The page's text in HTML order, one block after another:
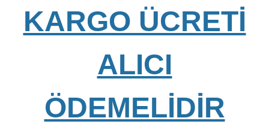
KARGO ÜCRETİ
ALICI
ÖDEMELİDİR